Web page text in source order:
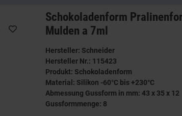
Schokoladenform
Mulden a 7ml
Hersteller: Schneider
Hersteller Nr.: 115423
Produkt: Schokoladenform
Material: Silikon -60°C bis +230°C
Abmessung Gussform in mm: 43 x 35 x 12
Gussformmenge: 8